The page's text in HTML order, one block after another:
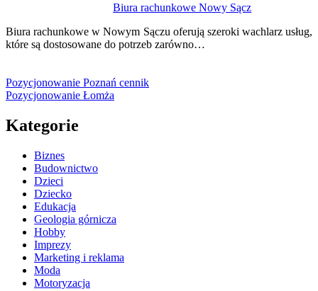
Biura rachunkowe Nowy Sącz
Biura rachunkowe w Nowym Sączu oferują szeroki wachlarz usług,
które są dostosowane do potrzeb zarówno…
Pozycjonowanie Poznań cennik
Pozycjonowanie Łomża
Kategorie
Biznes
Budownictwo
Dzieci
Dziecko
Edukacja
Geologia górnicza
Hobby
Imprezy
Marketing i reklama
Moda
Motoryzacja